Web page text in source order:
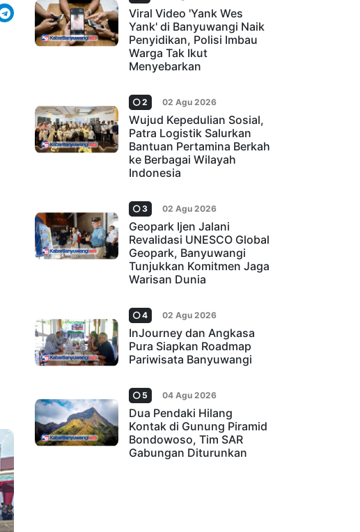
Viral Video 'Yank Wes
Yank' di Banyuwangi Naik
Penyidikan, Polisi Imbau
Warga Tak Ikut
Menyebarkan
2 02 Agu 2026
Wujud Kepedulian Sosial,
Patra Logistik Salurkan
Bantuan Pertamina Berkah
ke Berbagai Wilayah
Indonesia
3 02 Agu 2026
Geopark Ijen Jalani
Revalidasi UNESCO Global
Geopark, Banyuwangi
Tunjukkan Komitmen Jaga
Warisan Dunia
4 02 Agu 2026
InJourney dan Angkasa
Pura Siapkan Roadmap
Pariwisata Banyuwangi
5 04 Agu 2026
Dua Pendaki Hilang
Kontak di Gunung Piramid
Bondowoso, Tim SAR
Gabungan Diturunkan